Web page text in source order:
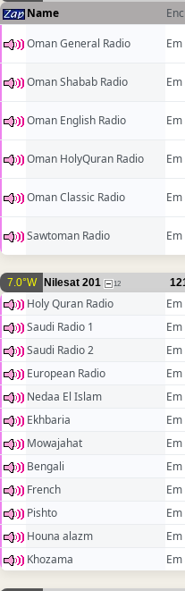
Name
Oman General Radio
Oman Shabab Radio
Oman English Radio
Oman HolyQuran Radio
Oman Classic Radio
Sawtoman Radio
7.0°W Nilesat 201 12
Holy Quran Radio
Saudi Radio 1
Saudi Radio 2
European Radio
Nedaa El Islam
Ekhbaria
Mowajahat
Bengali
French
Pishto
Houna alazm
Khozama